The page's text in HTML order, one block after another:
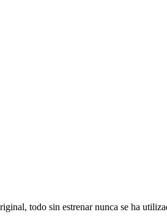
todo sin estrenar nunca se ha